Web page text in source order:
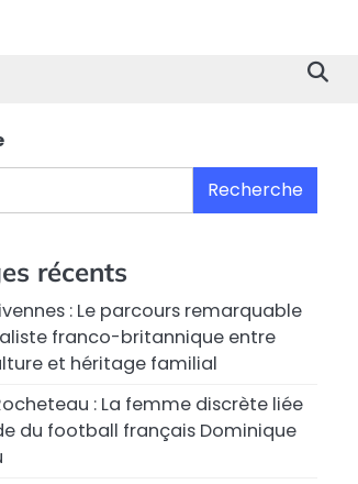
Recherche
récents
: Le parcours remarquable
franco-britannique entre
et héritage familial
: La femme discrète liée
du football français Dominique